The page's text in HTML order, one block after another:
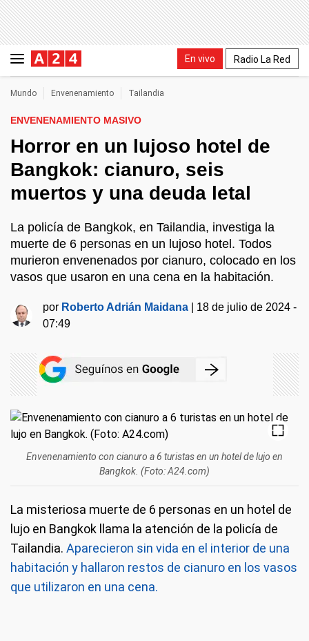
En vivo Radio La Red
Mundo Envenenamiento Tailandia
ENVENENAMIENTO MASIVO
Horror en un lujoso hotel de
Bangkok: cianuro, seis
muertos y una deuda letal
La policía de Bangkok, en Tailandia, investiga la
muerte de 6 personas en un lujoso hotel. Todos
murieron envenenados por cianuro, colocado en los
vasos que usaron en una cena en la habitación.
por Roberto Adrián Maidana
18 de julio de 2024 -
07:49
Envenenamiento con cianuro a 6 turistas en un hotel de lujo en
Bangkok. (Foto: A24.com)
La misteriosa muerte de 6 personas en un hotel de
lujo en Bangkok llama la atención de la policía de
Tailandia. Aparecieron sin vida en el interior de una
habitación y hallaron restos de cianuro en los vasos
que utilizaron en una cena.